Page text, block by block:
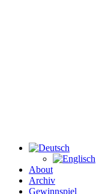
About
Archiv
Gewinnspiel